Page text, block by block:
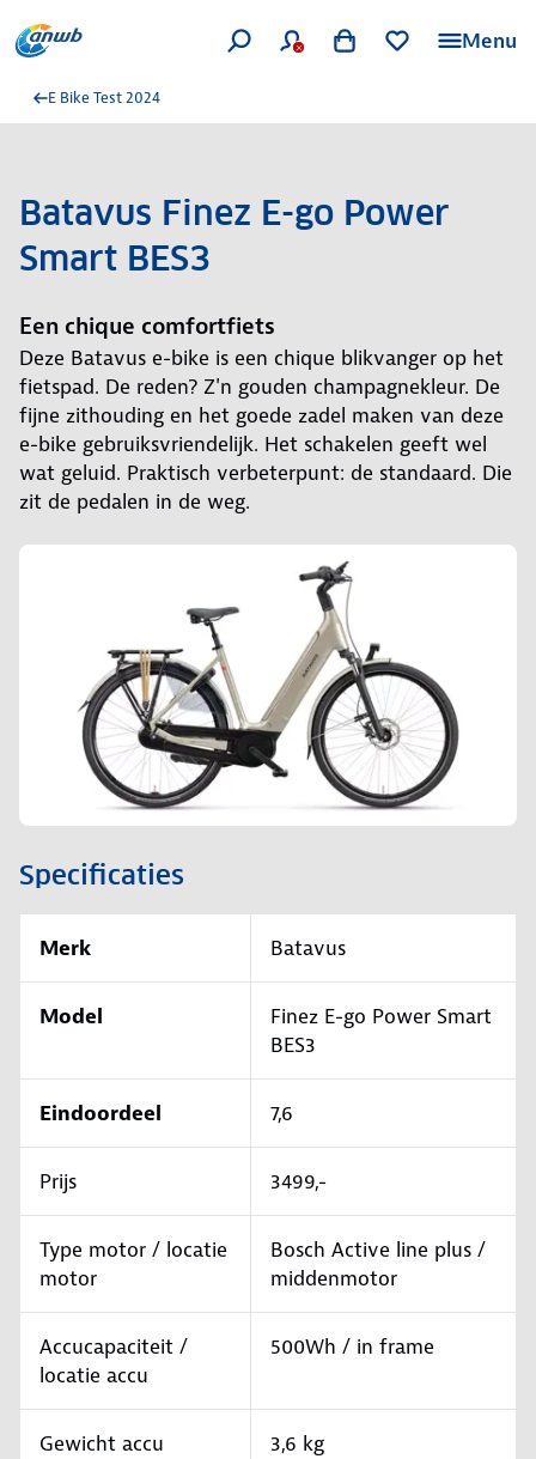
Menu
E Bike Test 2024
Batavus Finez E-go Power
Smart BES3
Een chique comfortfiets
Deze Batavus e-bike is een chique blikvanger op het
fietspad. De reden? Z'n gouden champagnekleur. De
fijne zithouding en het goede zadel maken van deze
e-bike gebruiksvriendelijk. Het schakelen geeft wel
wat geluid. Praktisch verbeterpunt: de standaard. Die
zit de pedalen in de weg.
Specificaties
Merk Batavus
Model
Finez E-go Power Smart
BES3
Eindoordeel 7,6
Prijs 3499,-
Type motor / locatie
motor
Bosch Active line plus /
middenmotor
Accucapaciteit /
locatie accu
500Wh / in frame
Gewicht accu 3,6 kg